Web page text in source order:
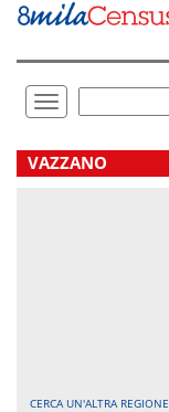
Vai
direttamente
Toggle
navigation
.
VAZZANO
CERCA UN'ALTRA REGIONE